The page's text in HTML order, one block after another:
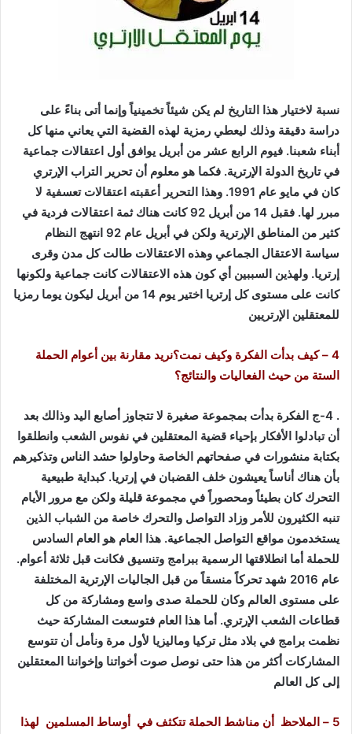
نسبة لاختيار هذا التاريخ لم يكن شيئاً تخمينياً وإنما أتى بناءً على
دراسة دقيقة وذلك ليعطي رمزية لهذه القضية التي يعاني منها كل
أبناء شعبنا. فيوم الرابع عشر من أبريل يوافق أول اعتقالات جماعية
في تاريخ الدولة الإرترية. فكما هو معلوم أن تحرير التراب الإرتري
كان في مايو عام 1991. وهذا التحرير أعقبته اعتقالات تعسفية لا
مبرر لها. فقبل 14 من أبريل 92 كانت هناك ثمة اعتقالات فردية في
كثير من المناطق الإرترية ولكن في أبريل عام 92 انتهج النظام
سياسة الاعتقال الجماعي وهذه الاعتقالات طالت كل مدن وقرى
إرتريا. ولهذين السببين أي كون هذه الاعتقالات كانت جماعية ولكونها
كانت على مستوى كل إرتريا اختير يوم 14 من أبريل ليكون يوما رمزيا
للمعتقلين الإرتريين
4 – كيف بدأت الفكرة وكيف نمت؟نريد مقارنة بين أعوام الحملة
الستة من حيث الفعاليات والنتائج؟
. 4-ج الفكرة بدأت بمجموعة صغيرة لا تتجاوز أصابع اليد وذالك بعد
أن تبادلوا الأفكار بإحياء قضية المعتقلين في نفوس الشعب وانطلقوا
بكتابة منشورات في صفحاتهم الخاصة وحاولوا حشد الناس وتذكيرهم
بأن هناك أناساً يعيشون خلف القضبان في إرتريا. كبداية طبيعية
التحرك كان بطيئاً ومحصوراً في مجموعة قليلة ولكن مع مرور الأيام
تنبه الكثيرون للأمر وزاد التواصل والتحرك خاصة من الشباب الذين
يستخدمون مواقع التواصل الجماعية. هذا العام هو العام السادس
للحملة أما انطلاقتها الرسمية ببرامج وتنسيق فكانت قبل ثلاثة أعوام.
عام 2016 شهد تحركاً منسقاً من قبل الجاليات الإرترية المختلفة
على مستوى العالم وكان للحملة صدى واسع ومشاركة من كل
قطاعات الشعب الإرتري. أما هذا العام فتوسعت المشاركة حيث
نظمت برامج في بلاد مثل تركيا وماليزيا لأول مرة ونأمل أن تتوسع
المشاركات أكثر من هذا حتى نوصل صوت أخواتنا وإخواننا المعتقلين
إلى كل العالم
5 – الملاحظ أن مناشط الحملة تتكثف في أوساط المسلمين لهذا